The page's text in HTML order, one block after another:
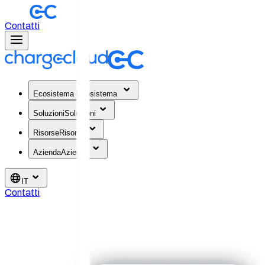
Contatti
Ecosistema Ecosistema
SoluzioniSoluzioni
RisorseRisorse
AziendaAzienda
IT
Contatti